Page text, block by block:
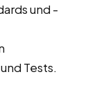
und -
Tests.